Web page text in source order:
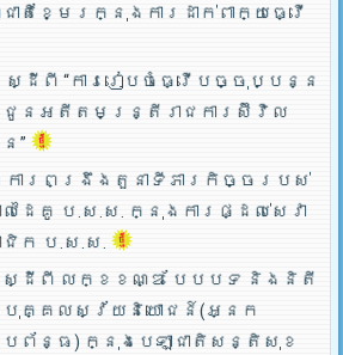
តិខ្មែរក្នុងការដាក់ពាក្យធ្វើ
ដីពី “ការរៀបចំធ្វើបច្ចុប្បន្ន
ជូនអតីតមន្ត្រីរាជការស៊ីវិល
”
ការពង្រឹងតួនាទីភារកិច្ចរបស់
ដៃគូ ប.­ស.ស. ក្នុងការផ្ដល់សេវា
ជិក ប.ស.ស.
ដីពី លក្ខខណ្ឌ បែបបទ និងនិតី
ជីបុគ្គលស្វ័យនិយោជន៍(អ្នក
ព័ន្ធ) ក្នុងបេឡាជាតិសន្តិសុខ